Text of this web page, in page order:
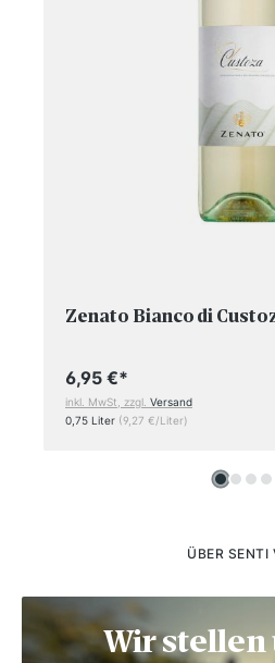
Zenato Bianco di
6,95 €*
inkl. MwSt, zzgl. Versand
0,75 Liter (9,27 €/Liter)
ÜBER SENTI
Wir stellen